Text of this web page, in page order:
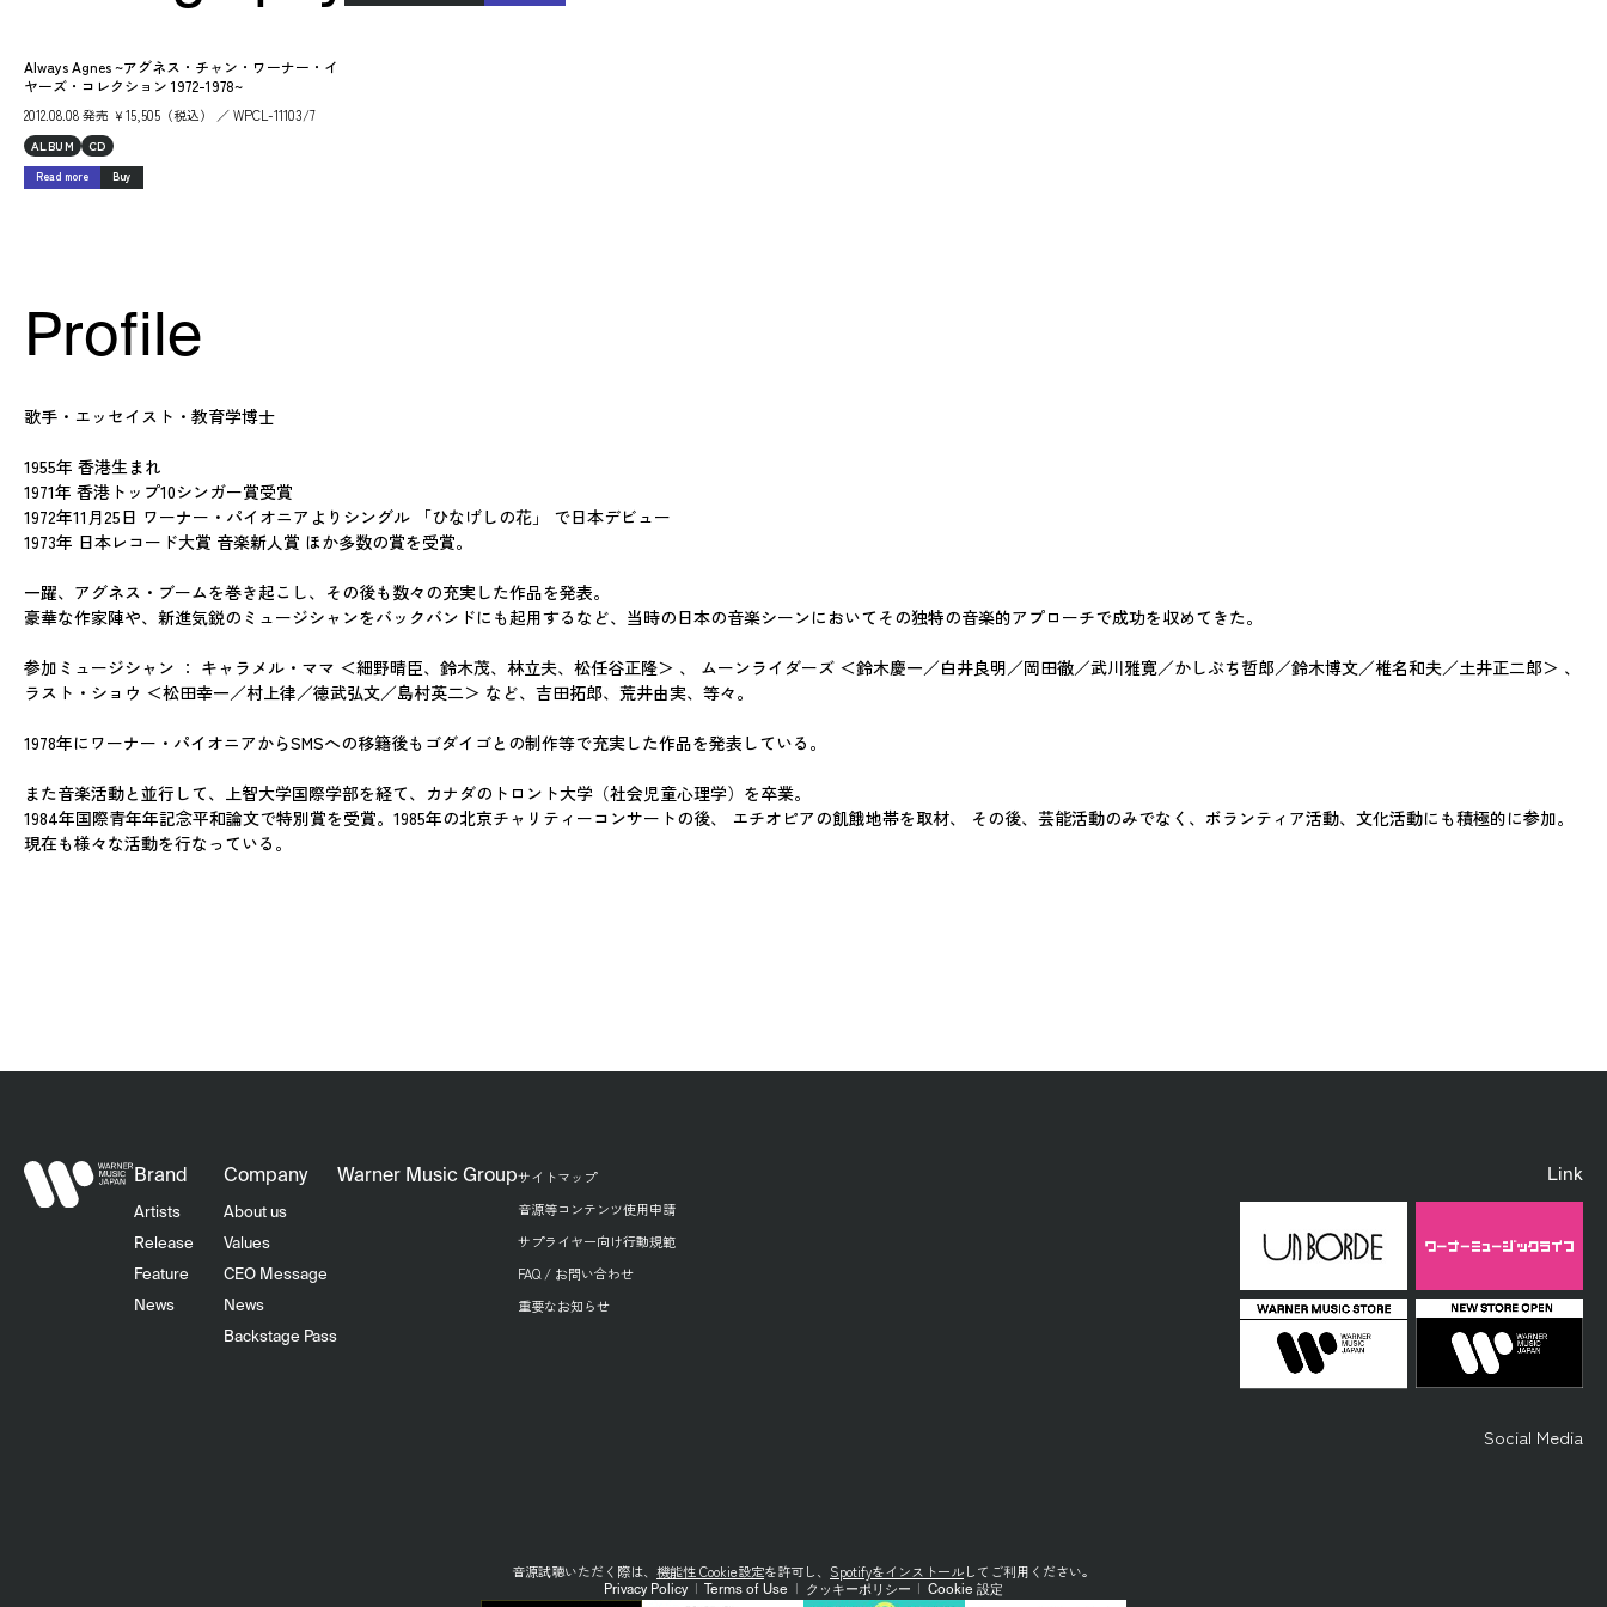
Always Agnes ~アグネス・チャン・ワーナー・イ
ヤーズ・コレクション 1972-1978~
2012.08.08 発売 ￥15,505（税込） ／ WPCL-11103/7
ALBUM CD
Read more Buy
Profile
歌手・エッセイスト・教育学博士
1955年 香港生まれ
1971年 香港トップ10シンガー賞受賞
1972年11月25日 ワーナー・パイオニアよりシングル 「ひなげしの花」 で日本デビュー
1973年 日本レコード大賞 音楽新人賞 ほか多数の賞を受賞。
一躍、アグネス・ブームを巻き起こし、その後も数々の充実した作品を発表。
豪華な作家陣や、新進気鋭のミュージシャンをバックバンドにも起用するなど、当時の日本の音楽シーンにおいてその独特の音楽的アプローチで成功を収めてきた。
参加ミュージシャン ： キャラメル・ママ ＜細野晴臣、鈴木茂、林立夫、松任谷正隆＞ 、 ムーンライダーズ ＜鈴木慶一／白井良明／岡田徹／武川雅寛／かしぶち哲郎／鈴木博文／椎名和夫／土井正二郎＞ 、
ラスト・ショウ ＜松田幸一／村上律／徳武弘文／島村英二＞ など、吉田拓郎、荒井由実、等々。
1978年にワーナー・パイオニアからSMSへの移籍後もゴダイゴとの制作等で充実した作品を発表している。
また音楽活動と並行して、上智大学国際学部を経て、カナダのトロント大学（社会児童心理学）を卒業。
1984年国際青年年記念平和論文で特別賞を受賞。1985年の北京チャリティーコンサートの後、 エチオピアの飢餓地帯を取材、 その後、芸能活動のみでなく、ボランティア活動、文化活動にも積極的に参加。
現在も様々な活動を行なっている。
Brand
Artists
Release
Feature
News
Company
About us
Values
CEO Message
News
Backstage Pass
Warner Music Groupサイトマップ
音源等コンテンツ使用申請
サプライヤー向け行動規範
FAQ / お問い合わせ
重要なお知らせ
Link
Social Media
音源試聴いただく際は、 機能性 Cookie設定を許可し、 Spotifyをインストールしてご利用ください。
Privacy Policy | Terms of Use | クッキーポリシー | Cookie 設定